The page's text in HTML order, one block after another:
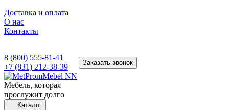
Доставка и оплата
О нас
Контакты
8 (800) 555-81-41
+7 (831) 212-38-39
Заказать звонок
Мебель, которая
прослужит долго
Каталог